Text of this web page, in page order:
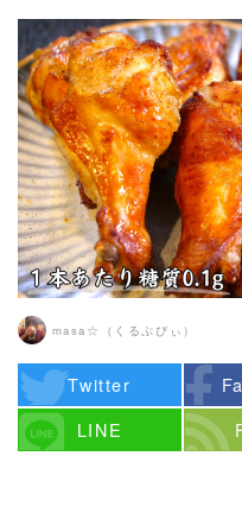
masa☆（くるぷぴぃ）
Twitter
LINE